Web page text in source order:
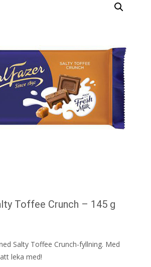
Toffee Crunch – 145 g
Salty Toffee Crunch-fyllning. Med
leka med!